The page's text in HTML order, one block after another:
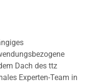
Dach des ttz
Experten-Team in